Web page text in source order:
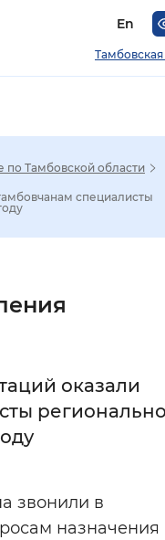
En
С засечками
буквами
по Тамбовской области
специалисты
оказали
звонили в
назначения